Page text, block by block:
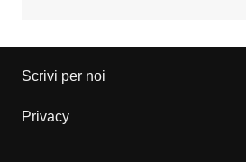
Scrivi per noi
Privacy